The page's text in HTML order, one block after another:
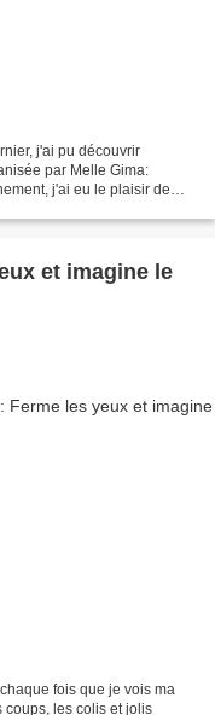
j'ai pu découvrir
par Melle Gima:
j'ai eu le plaisir de
et imagine le
fois que je vois ma
coups, les colis et jolis